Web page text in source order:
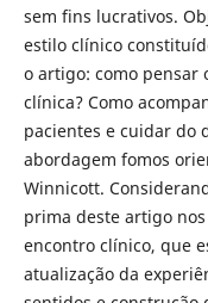
sem fins lucrativos.
estilo clínico
o artigo: como pensar
clínica? Como
pacientes e cuidar do
abordagem fomos
Winnicott.
prima deste artigo
encontro clínico, que
atualização da